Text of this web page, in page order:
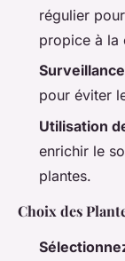
régulier
propice à la
pour éviter
Utilisation
enrichir le
plantes.
Choix des